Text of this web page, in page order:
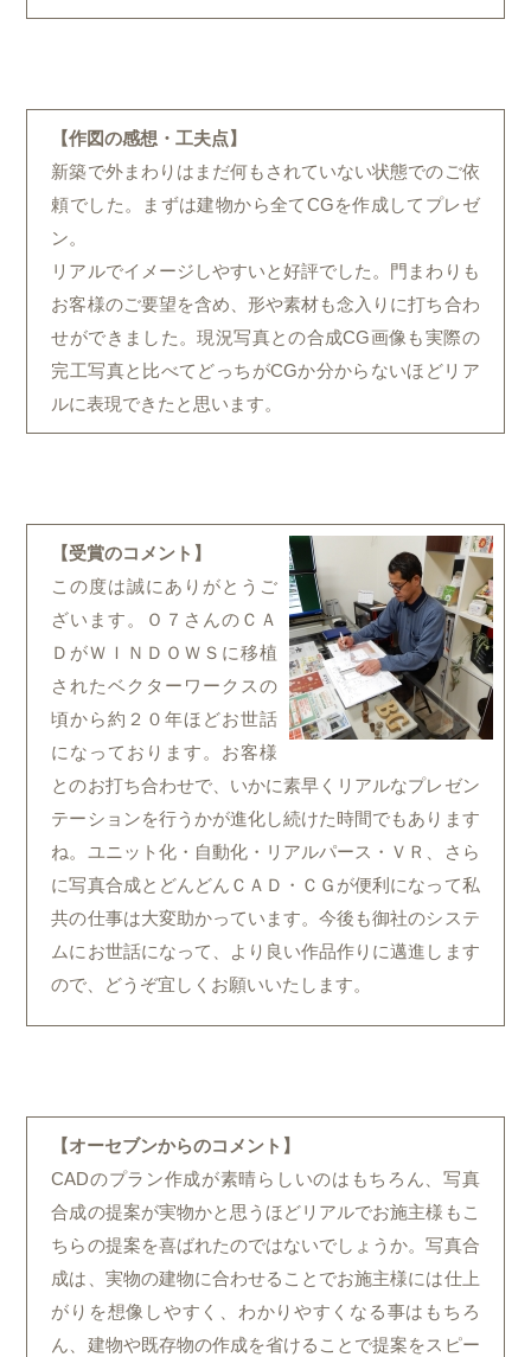
【作図の感想・工夫点】
新築で外まわりはまだ何もされていない状態でのご依
頼でした。まずは建物から全てCGを作成してプレゼ
ン。
リアルでイメージしやすいと好評でした。門まわりも
お客様のご要望を含め、形や素材も念入りに打ち合わ
せができました。現況写真との合成CG画像も実際の
完工写真と比べてどっちがCGか分からないほどリア
ルに表現できたと思います。
【受賞のコメント】
この度は誠にありがとうご
ざいます。Ｏ７さんのＣＡ
ＤがＷＩＮＤＯＷＳに移植
されたベクターワークスの
頃から約２０年ほどお世話
になっております。お客様
とのお打ち合わせで、いかに素早くリアルなプレゼン
テーションを行うかが進化し続けた時間でもあります
ね。ユニット化・自動化・リアルパース・ＶＲ、さら
に写真合成とどんどんＣＡＤ・ＣＧが便利になって私
共の仕事は大変助かっています。今後も御社のシステ
ムにお世話になって、より良い作品作りに邁進します
ので、どうぞ宜しくお願いいたします。
【オーセブンからのコメント】
CADのプラン作成が素晴らしいのはもちろん、写真
合成の提案が実物かと思うほどリアルでお施主様もこ
ちらの提案を喜ばれたのではないでしょうか。写真合
成は、実物の建物に合わせることでお施主様には仕上
がりを想像しやすく、わかりやすくなる事はもちろ
ん、建物や既存物の作成を省けることで提案をスピー